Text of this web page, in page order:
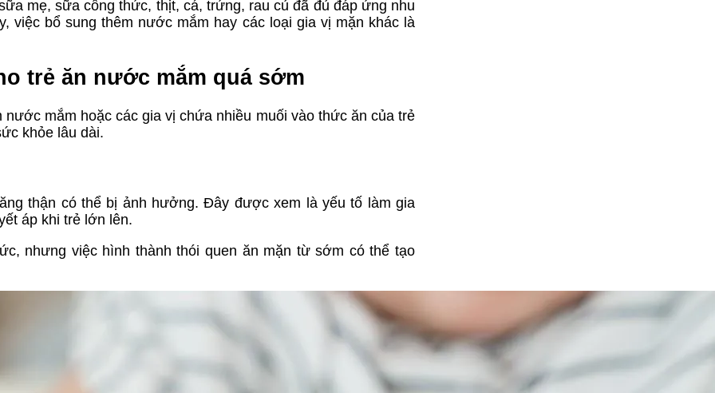
mẹ, sữa công thức, thịt, cá, trứng, rau củ đã đủ đáp ứng nhu
việc bổ sung thêm nước mắm hay các loại gia vị mặn khác là
trẻ ăn nước mắm quá sớm
mắm hoặc các gia vị chứa nhiều muối vào thức ăn của trẻ
khỏe lâu dài.
thận có thể bị ảnh hưởng. Đây được xem là yếu tố làm gia
áp khi trẻ lớn lên.
nhưng việc hình thành thói quen ăn mặn từ sớm có thể tạo